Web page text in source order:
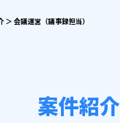
＞ 会議運営（議事録担当）
案件紹介